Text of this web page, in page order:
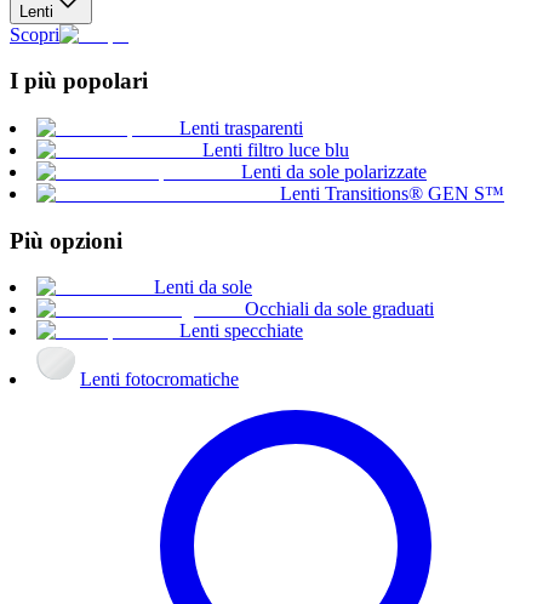
Lenti
Scopri
I più popolari
Lenti trasparenti
Lenti filtro luce blu
Lenti da sole polarizzate
Lenti Transitions® GEN S™
Più opzioni
Lenti da sole
Occhiali da sole graduati
Lenti specchiate
Lenti fotocromatiche